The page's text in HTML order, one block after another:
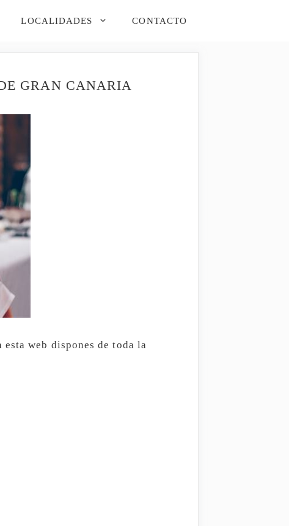
LOCALIDADES CONTACTO
GRAN CANARIA
web dispones de toda la